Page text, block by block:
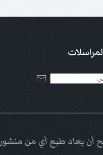
أن يعاد طبع أي من